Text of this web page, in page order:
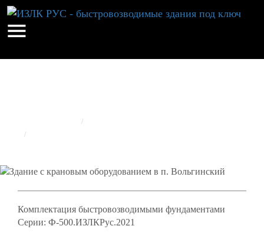
Комплектация быстровозводимыми фундаментами
Серии: Ф-500.ИЗЛКРус.2021